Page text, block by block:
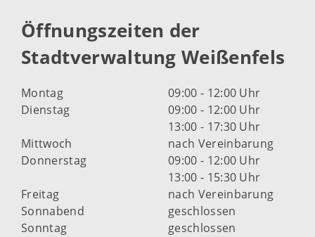
Öffnungszeiten der
Stadtverwaltung Weißenfels
Montag
09:00 - 12:00 Uhr
Dienstag
09:00 - 12:00 Uhr
13:00 - 17:30 Uhr
Mittwoch
nach Vereinbarung
Donnerstag
09:00 - 12:00 Uhr
13:00 - 15:30 Uhr
Freitag
nach Vereinbarung
Sonnabend
geschlossen
Sonntag
geschlossen